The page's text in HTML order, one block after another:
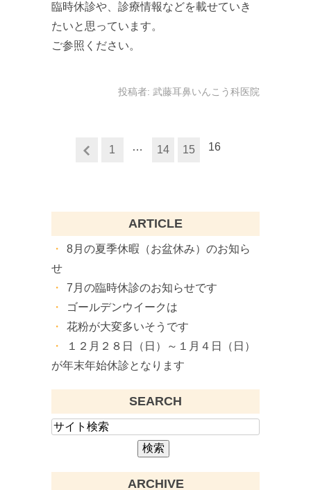
臨時休診や、診療情報などを載せていき
たいと思っています。
ご参照ください。
投稿者: 武藤耳鼻いんこう科医院
1 … 14 15 16
ARTICLE
8月の夏季休暇（お盆休み）のお知ら
せ
7月の臨時休診のお知らせです
ゴールデンウイークは
花粉が大変多いそうです
１２月２８日（日）～１月４日（日）
が年末年始休診となります
SEARCH
ARCHIVE